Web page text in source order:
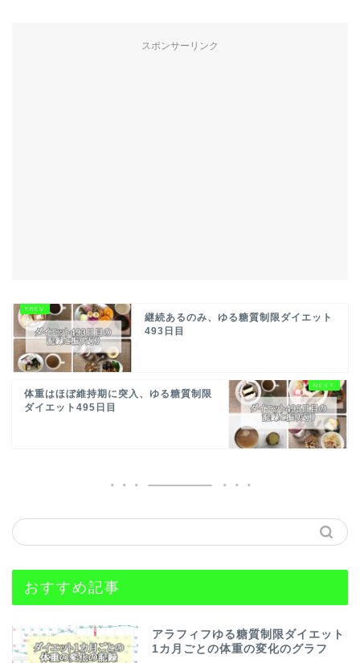
スポンサーリンク
継続あるのみ、ゆる糖質制限ダイエット
493日目
体重はほぼ維持期に突入、ゆる糖質制限
ダイエット495日目
おすすめ記事
アラフィフゆる糖質制限ダイエット
1カ月ごとの体重の変化のグラフ